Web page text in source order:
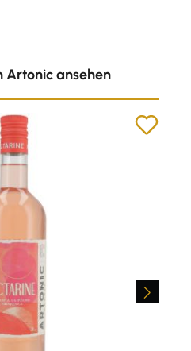
Artonic ansehen